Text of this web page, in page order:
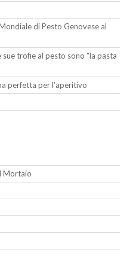
di Pesto Genovese al
trofie al pesto sono “la pasta
perfetta per l’aperitivo
Mortaio